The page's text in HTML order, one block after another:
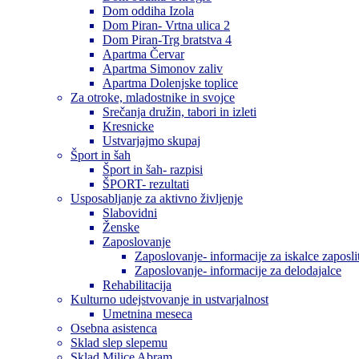
Dom oddiha Izola
Dom Piran- Vrtna ulica 2
Dom Piran-Trg bratstva 4
Apartma Červar
Apartma Simonov zaliv
Apartma Dolenjske toplice
Za otroke, mladostnike in svojce
Srečanja družin, tabori in izleti
Kresnicke
Ustvarjajmo skupaj
Šport in šah
Šport in šah- razpisi
ŠPORT- rezultati
Usposabljanje za aktivno življenje
Slabovidni
Ženske
Zaposlovanje
Zaposlovanje- informacije za iskalce
Zaposlovanje- informacije za delodajalce
Rehabilitacija
Kulturno udejstvovanje in ustvarjalnost
Umetnina meseca
Osebna asistenca
Sklad slep slepemu